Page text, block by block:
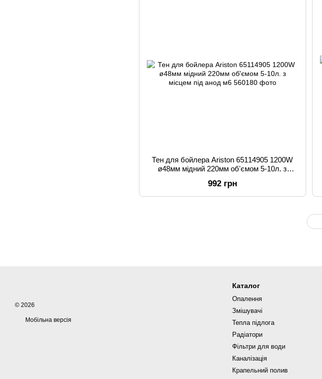
Тен для бойлера Ariston 65114905 1200W
ø48мм мідний 220мм об'ємом 5-10л. з
992 грн
© 2026
Мобільна версія
Каталог
Опалення
Змішувачі
Тепла підлога
Радіатори
Фільтри для води
Каналізація
Крапельний полив